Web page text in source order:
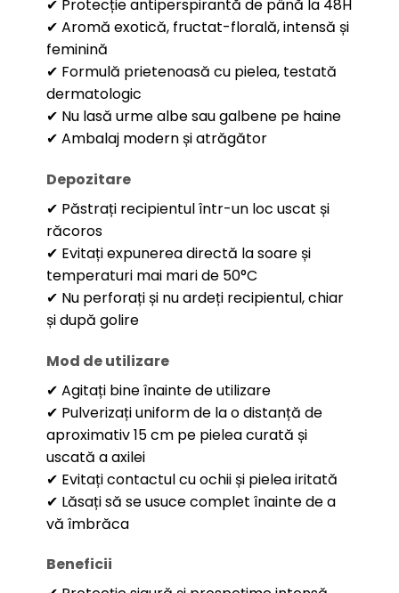
✔ Protecție antiperspirantă de până la 48H
✔ Aromă exotică, fructat-florală, intensă și
feminină
✔ Formulă prietenoasă cu pielea, testată
dermatologic
✔ Nu lasă urme albe sau galbene pe haine
✔ Ambalaj modern și atrăgător
Depozitare
✔ Păstrați recipientul într-un loc uscat și
răcoros
✔ Evitați expunerea directă la soare și
temperaturi mai mari de 50°C
✔ Nu perforați și nu ardeți recipientul, chiar
și după golire
Mod de utilizare
✔ Agitați bine înainte de utilizare
✔ Pulverizați uniform de la o distanță de
aproximativ 15 cm pe pielea curată și
uscată a axilei
✔ Evitați contactul cu ochii și pielea iritată
✔ Lăsați să se usuce complet înainte de a
vă îmbrăca
Beneficii